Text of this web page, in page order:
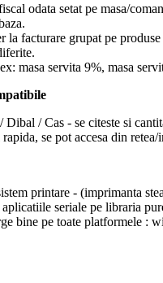
odata setat pe masa/
la facturare grupat pe
masa servita 9%, masa
/ Cas - se citeste si
se pot accesa din retea/
printare - (imprimanta
seriale pe libraria
bine pe toate platformele :